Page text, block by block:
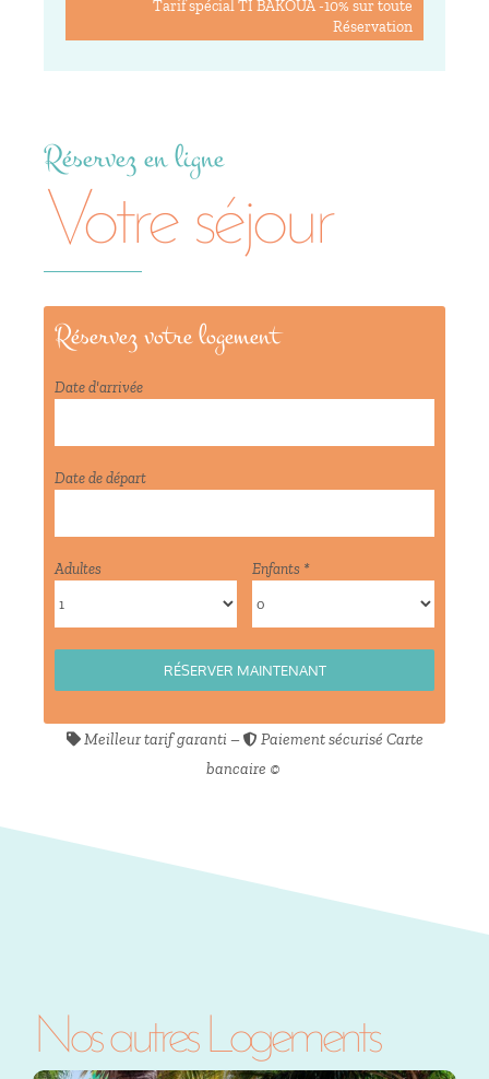
Tarif spécial TI BAKOUA -10% sur toute
Réservation
Réservez en ligne
Votre séjour
Réservez votre logement
Date d'arrivée
Date de départ
Adultes Enfants *
Meilleur tarif garanti –
Paiement sécurisé Carte
bancaire ©️
Nos autres Logements